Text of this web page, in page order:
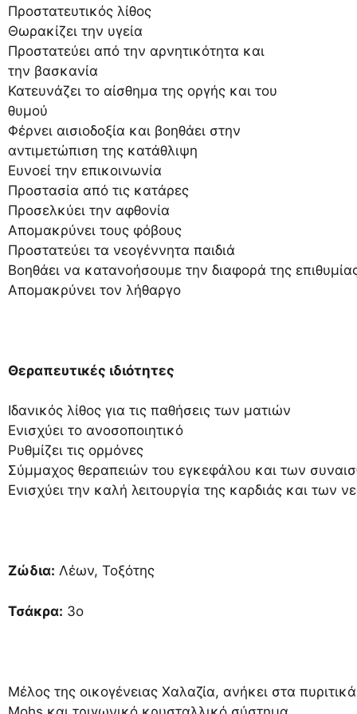
Προστατευτικός λίθος
Θωρακίζει την υγεία
Προστατεύει από την αρνητικότητα και
την βασκανία
Κατευνάζει το αίσθημα της οργής και του
θυμού
Φέρνει αισιοδοξία και βοηθάει στην
αντιμετώπιση της κατάθλιψη
Ευνοεί την επικοινωνία
Προστασία από τις κατάρες
Προσελκύει την αφθονία
Απομακρύνει τους φόβους
Προστατεύει τα νεογέννητα παιδιά
Βοηθάει να κατανοήσουμε την διαφορά της
Απομακρύνει τον λήθαργο
Θεραπευτικές ιδιότητες
Ιδανικός λίθος για τις παθήσεις των ματιών
Ενισχύει το ανοσοποιητικό
Ρυθμίζει τις ορμόνες
Σύμμαχος θεραπειών του εγκεφάλου και των
Ενισχύει την καλή λειτουργία της καρδιάς και
Ζώδια: Λέων, Τοξότης
Τσάκρα: 3ο
Μέλος της οικογένειας Χαλαζία, ανήκει στα